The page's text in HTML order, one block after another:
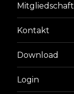
Mitgliedschaft
Kontakt
Download
Login